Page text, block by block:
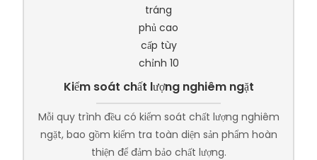
Kiểm soát chất lượng nghiêm ngặt
Mỗi quy trình đều có kiểm soát chất lượng nghiêm
ngặt, bao gồm kiểm tra toàn diện sản phẩm hoàn
thiện để đảm bảo chất lượng.